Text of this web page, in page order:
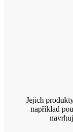
Jejich
například